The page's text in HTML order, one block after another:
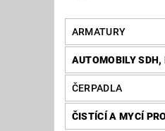
ARMATURY
AUTOMOBILY SDH,
ČERPADLA
ČISTÍCÍ A MYCÍ